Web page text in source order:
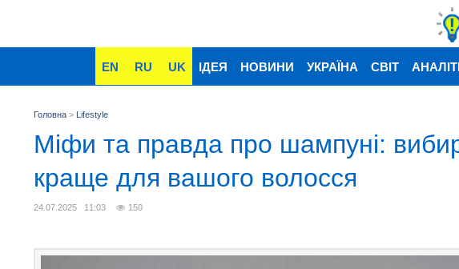
EN RU UK ІДЕЯ НОВИНИ УКРАЇНА СВІТ
Головна > Lifestyle
Міфи та правда про шампуні:
краще для вашого волосся
24.07.2025 11:03 150